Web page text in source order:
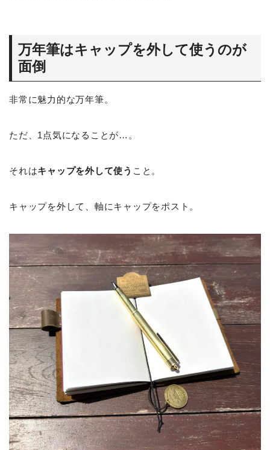
万年筆はキャップを外して使うのが
面倒
非常に魅力的な万年筆。
ただ、1点気になることが…。
それはキャップを外して使う こと。
キャップを外して、軸にキャップをポスト。